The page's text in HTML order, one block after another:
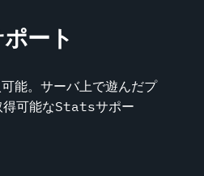
ート
能。サーバ上で遊んだプ
得可能なStatsサポー